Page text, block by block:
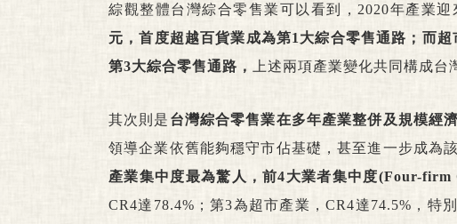
綜觀整體台灣綜合零售業可以看到，2020年產業
元，首度超越百貨業成為第1大綜合零售通路；而
第3大綜合零售通路，
上述兩項產業變化共同構成
其次則是 台灣綜合零售業在多年產業整併及規模經
領導企業依舊能夠穩守市佔基礎，甚至進一步成為
產業集中度最為驚人，前4大業者集中度(Four-
CR4達78.4%；第3為超市產業，CR4達74.5%，特